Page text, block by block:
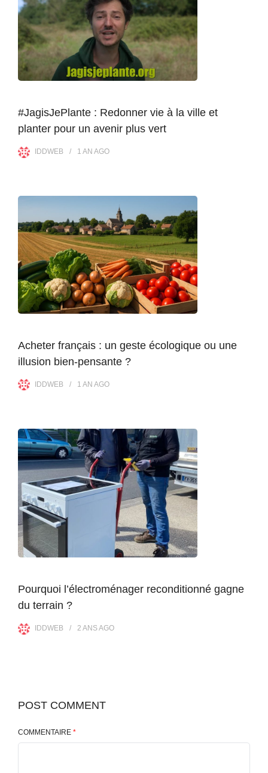
#JagisJePlante : Redonner vie à la ville et
planter pour un avenir plus vert
IDDWEB 1 AN AGO
Acheter français : un geste écologique ou une
illusion bien-pensante ?
IDDWEB 1 AN AGO
Pourquoi l’électroménager reconditionné gagne
du terrain ?
IDDWEB 2 ANSAGO
POST COMMENT
COMMENTAIRE *